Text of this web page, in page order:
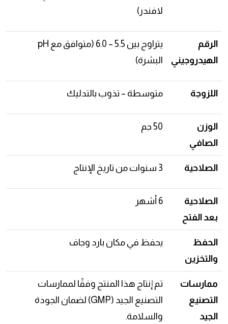
لافندر)
الرقم
الهيدروجيني
يتراوح بين 5.5 – 6.0 (متوافق مع pH
البشرة)
اللزوجة متوسطة – تذوب بالتدليك
الوزن
الصافي
50 جم
الصلاحية
الصلاحية
بعد الفتح
الحفظ
والتخزين
يحفظ في مكان بارد وجاف
ممارسات
التصنيع
الجيد
تم إنتاج هذا المنتج وفقًا لممارسات
التصنيع الجيد (GMP) لضمان الجودة
والسلامة.